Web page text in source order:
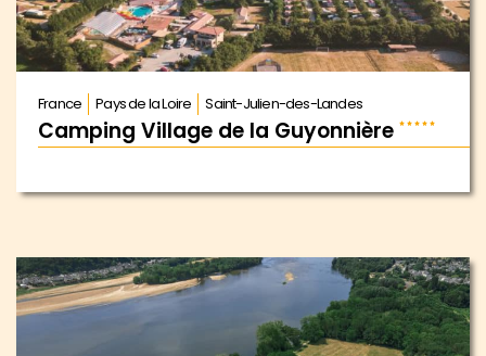
France Pays de la Loire Saint-Julien-des-Landes
Camping Village de la Guyonnière